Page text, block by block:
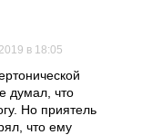
в 18:05
думал, что
Но приятель
что ему